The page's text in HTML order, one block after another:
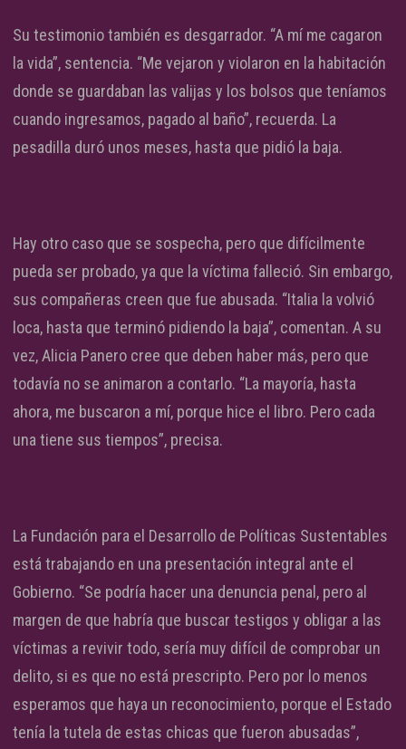
Su testimonio también es desgarrador. “A mí me cagaron
la vida”, sentencia. “Me vejaron y violaron en la habitación
donde se guardaban las valijas y los bolsos que teníamos
cuando ingresamos, pagado al baño”, recuerda. La
pesadilla duró unos meses, hasta que pidió la baja.
Hay otro caso que se sospecha, pero que difícilmente
pueda ser probado, ya que la víctima falleció. Sin embargo,
sus compañeras creen que fue abusada. “Italia la volvió
loca, hasta que terminó pidiendo la baja”, comentan. A su
vez, Alicia Panero cree que deben haber más, pero que
todavía no se animaron a contarlo. “La mayoría, hasta
ahora, me buscaron a mí, porque hice el libro. Pero cada
una tiene sus tiempos”, precisa.
La Fundación para el Desarrollo de Políticas Sustentables
está trabajando en una presentación integral ante el
Gobierno. “Se podría hacer una denuncia penal, pero al
margen de que habría que buscar testigos y obligar a las
víctimas a revivir todo, sería muy difícil de comprobar un
delito, si es que no está prescripto. Pero por lo menos
esperamos que haya un reconocimiento, porque el Estado
tenía la tutela de estas chicas que fueron abusadas”,